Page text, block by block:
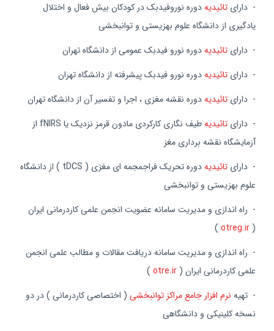
- دارای تائیدیهدوره نوروفیدبک در کودکان بیش فعال و اختلال
یادگیری از دانشگاه علوم بهزیستی و توانبخشی
- دارای تائیدیهدوره نورو فیدبک عمومی از دانشگاه تهران
- دارای تائیدیهدوره نورو فیدبک پیشرفته از دانشگاه تهران
- دارای تائیدیهدوره نقشه مغزی ، اجرا و تفسیر آن از دانشگاه تهران
- دارای تائیدیه
طیف نگاری کارکردی مادون قرمز نزدیک یا fNIRS از
آزمایشگاه نقشه برداری مغز
- دارای تائیدیه
دوره تحریک فراجمجمه ای مغزی ( tDCS ) از دانشگاه
علوم بهزیستی و توانبخشی
- راه اندازی و مدیریت سامانه عضویت انجمن علمی کاردرمانی ایران
(
otreg.ir
)
- راه اندازی و مدیریت سامانه دریافت مقالات و مطالب علمی انجمن
علمی کاردرمانی ایران ( otre.ir
)
- تهیه نرم افزار جامع مراکز توانبخشی ( اختصاصی کاردرمانی ) در دو
نسخه کلینیکی و دانشگاهی